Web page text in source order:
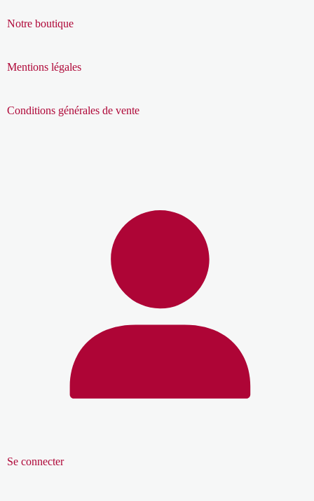
Notre boutique
Mentions légales
Conditions générales de vente
Se connecter